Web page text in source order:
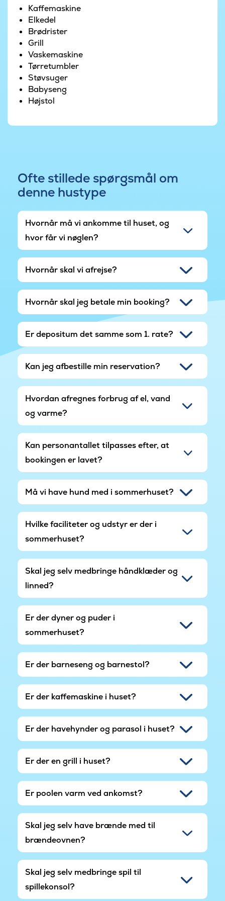
Området har en stor multibane og en fælles
legeplads med aktiviteter for børn i alle aldre.
Her er der gode muligheder for leg, boldspil og
fællesskab for både store og små.
Marielyst er kendt for sin brede, børnevenlige
strand og sit charmerende bymiljø med caféer,
butikker og isboder. Her får I den perfekte
ramme for en ferie, der kombinerer afslapning,
Kaffemaskine
Elkedel
Brødrister
Grill
Vaskemaskine
Tørretumbler
Støvsuger
Babyseng
Højstol
Ofte stillede spørgsmål om
denne hustype
Hvornår må vi ankomme til huset, og
hvor får vi nøglen?
Hvornår skal vi afrejse?
Hvornår skal jeg betale min booking?
Er depositum det samme som 1. rate?
Kan jeg afbestille min reservation?
Hvordan afregnes forbrug af el, vand
og varme?
Kan personantallet tilpasses efter, at
bookingen er lavet?
Må vi have hund med i sommerhuset?
Hvilke faciliteter og udstyr er der i
sommerhuset?
Skal jeg selv medbringe håndklæder og
linned?
Er der dyner og puder i
sommerhuset?
Er der barneseng og barnestol?
Er der kaffemaskine i huset?
Er der havehynder og parasol i huset?
Er der en grill i huset?
Er poolen varm ved ankomst?
Skal jeg selv have brænde med til
brændeovnen?
Skal jeg selv medbringe spil til
spillekonsol?